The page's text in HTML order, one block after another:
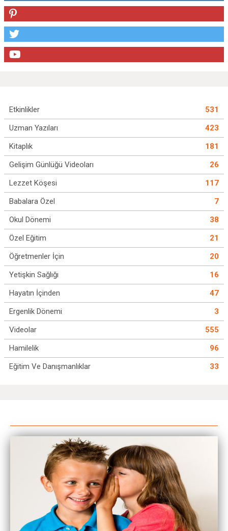
Etkinlikler
531
Uzman Yazıları
423
Kitaplık
181
Gelişim Günlüğü Videoları
26
Lezzet Köşesi
117
Babalara Özel
7
Okul Dönemi
38
Özel Eğitim
21
Öğretmenler İçin
20
Yetişkin Sağlığı
16
Hayatın İçinden
47
Ergenlik Dönemi
3
Videolar
555
Hamilelik
96
Eğitim Ve Danışmanlıklar
33